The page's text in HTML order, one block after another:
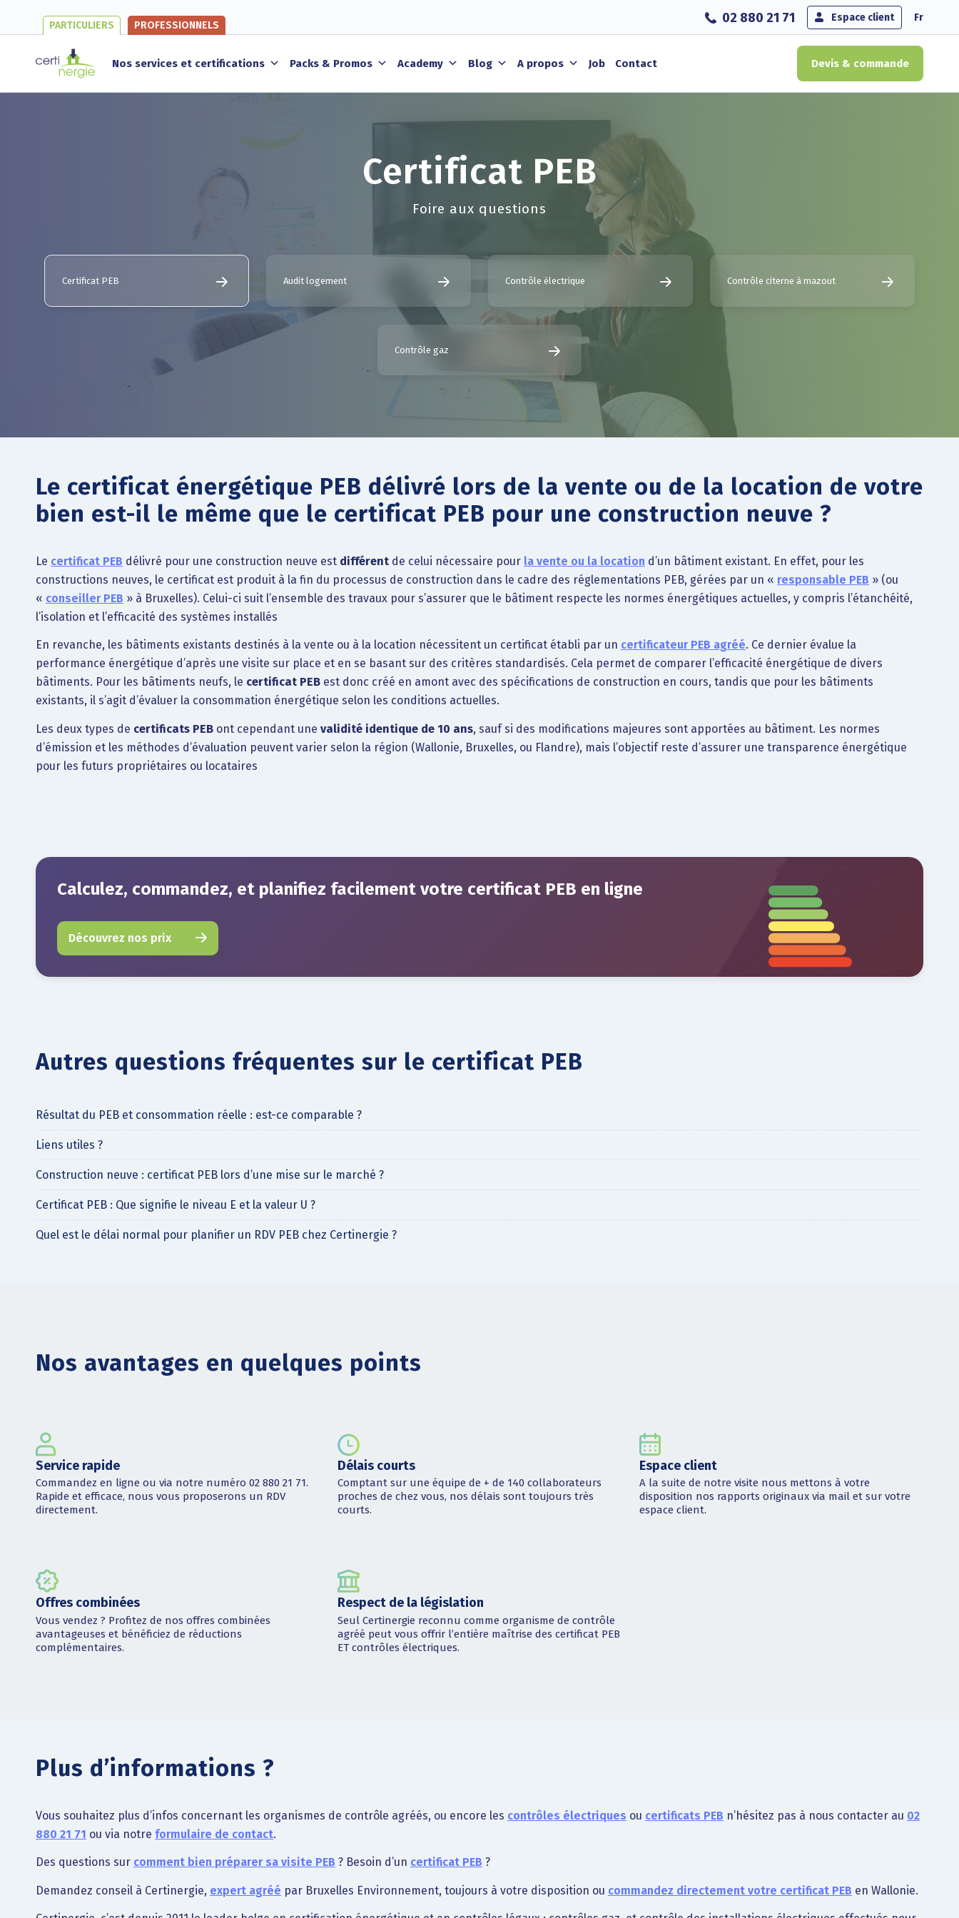
02 880 21 71 Espace client Fr
PARTICULIERS PROFESSIONNELS
Nos services et certifications Packs & Promos Academy Blog A propos Job Contact Devis & commande
Certificat PEB
Foire aux questions
Certificat PEB Audit logement Contrôle électrique Contrôle citerne à mazout
Contrôle gaz
Le certificat énergétique PEB délivré lors de la vente ou de la location de votre
bien est-il le même que le certificat PEB pour une construction neuve ?
Le certificat PEB délivré pour une construction neuve est différent de celui nécessaire pour la vente ou la location d’un bâtiment existant. En effet, pour les
constructions neuves, le certificat est produit à la fin du processus de construction dans le cadre des réglementations PEB, gérées par un « responsable PEB » (ou
« conseiller PEB » à Bruxelles). Celui-ci suit l’ensemble des travaux pour s’assurer que le bâtiment respecte les normes énergétiques actuelles, y compris l’étanchéité,
l’isolation et l’efficacité des systèmes installés
En revanche, les bâtiments existants destinés à la vente ou à la location nécessitent un certificat établi par un certificateur PEB agréé. Ce dernier évalue la
performance énergétique d’après une visite sur place et en se basant sur des critères standardisés. Cela permet de comparer l’efficacité énergétique de divers
bâtiments. Pour les bâtiments neufs, le certificat PEB est donc créé en amont avec des spécifications de construction en cours, tandis que pour les bâtiments
existants, il s’agit d’évaluer la consommation énergétique selon les conditions actuelles.
Les deux types de certificats PEB ont cependant une validité identique de 10 ans, sauf si des modifications majeures sont apportées au bâtiment. Les normes
d’émission et les méthodes d’évaluation peuvent varier selon la région (Wallonie, Bruxelles, ou Flandre), mais l’objectif reste d’assurer une transparence énergétique
pour les futurs propriétaires ou locataires
Calculez, commandez, et planifiez facilement votre certificat PEB en ligne
Découvrez nos prix
Autres questions fréquentes sur le certificat PEB
Résultat du PEB et consommation réelle : est-ce comparable ?
Liens utiles ?
Construction neuve : certificat PEB lors d’une mise sur le marché ?
Certificat PEB : Que signifie le niveau E et la valeur U ?
Quel est le délai normal pour planifier un RDV PEB chez Certinergie ?
Nos avantages en quelques points
Service rapide
Commandez en ligne ou via notre numéro 02 880 21 71.
Rapide et efficace, nous vous proposerons un RDV
directement.
Délais courts
Comptant sur une équipe de + de 140 collaborateurs
proches de chez vous, nos délais sont toujours très
courts.
Espace client
A la suite de notre visite nous mettons à votre
disposition nos rapports originaux via mail et sur votre
espace client.
Offres combinées
Vous vendez ? Profitez de nos offres combinées
avantageuses et bénéficiez de réductions
complémentaires.
Respect de la législation
Seul Certinergie reconnu comme organisme de contrôle
agréé peut vous offrir l’entière maîtrise des certificat PEB
ET contrôles électriques.
Plus d’informations ?
Vous souhaitez plus d’infos concernant les organismes de contrôle agréés, ou encore les contrôles électriques ou certificats PEB n’hésitez pas à nous contacter au 02
880 21 71 ou via notre formulaire de contact.
Des questions sur comment bien préparer sa visite PEB ? Besoin d’un certificat PEB ?
Demandez conseil à Certinergie, expert agréé par Bruxelles Environnement, toujours à votre disposition ou commandez directement votre certificat PEB en Wallonie.